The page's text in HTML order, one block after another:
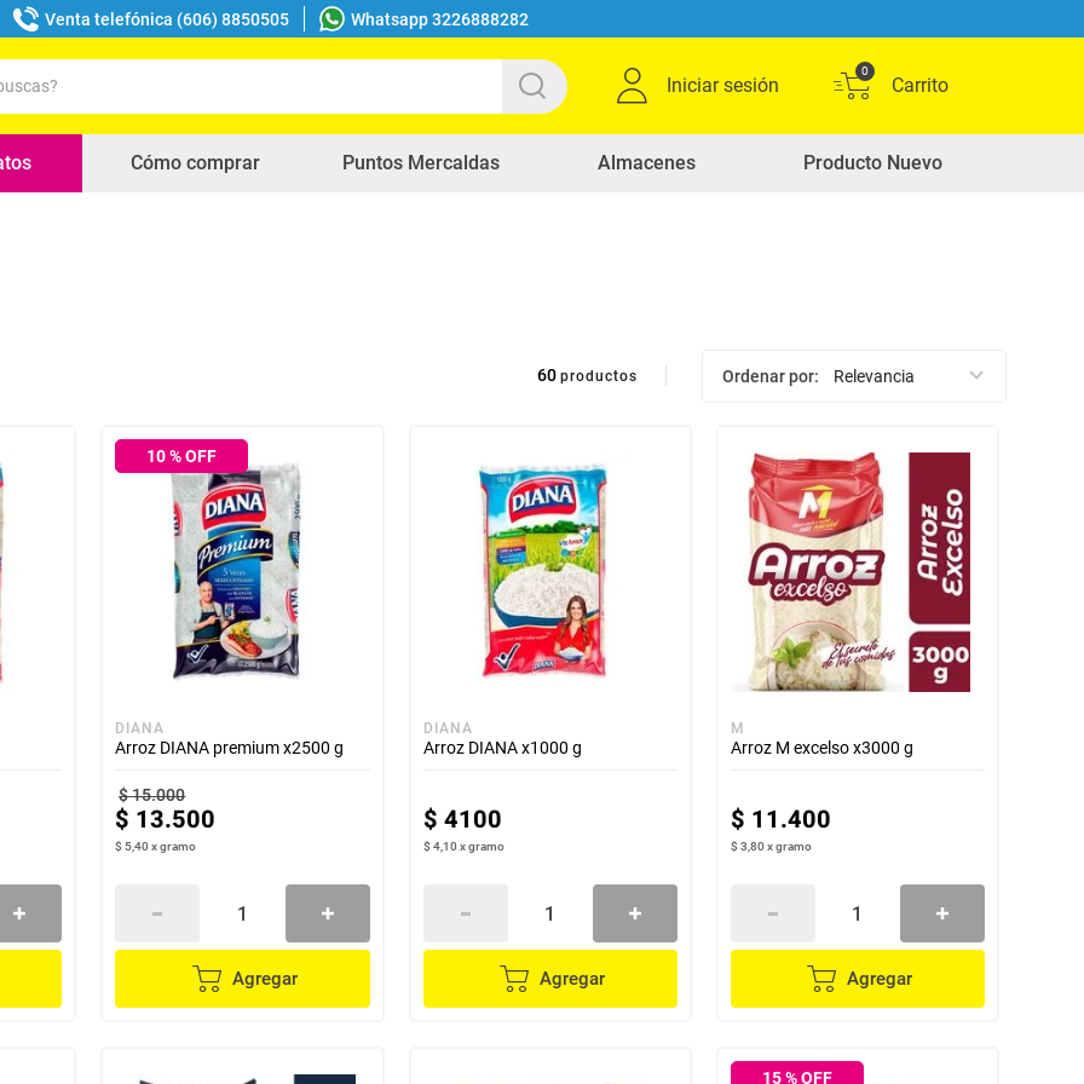
Venta telefónica (606) 8850505 Whatsapp 3226888282
Iniciar sesión
0
Cómo comprar Puntos Mercaldas Almacenes Producto Nuevo
60 productos Ordenar por Relevancia
10% OFF
DIANA
Arroz DIANA premium x2500 g
$15.000
$ 13.500
$ 5,40xgramo
Agregar
DIANA
Arroz DIANA x1000 g
$ 4100
$ 4,10xgramo
Agregar
M
Arroz M excelso x3000 g
$ 11.400
$ 3,80xgramo
Agregar
15% OFF
buscados